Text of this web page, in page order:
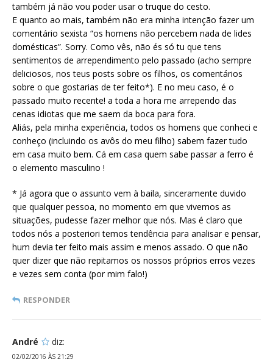
também já não vou poder usar o truque do cesto.
E quanto ao mais, também não era minha intenção fazer um
comentário sexista “os homens não percebem nada de lides
domésticas”. Sorry. Como vês, não és só tu que tens
sentimentos de arrependimento pelo passado (acho sempre
deliciosos, nos teus posts sobre os filhos, os comentários
sobre o que gostarias de ter feito*). E no meu caso, é o
passado muito recente! a toda a hora me arrependo das
cenas idiotas que me saem da boca para fora.
Aliás, pela minha experiência, todos os homens que conheci e
conheço (incluindo os avôs do meu filho) sabem fazer tudo
em casa muito bem. Cá em casa quem sabe passar a ferro é
o elemento masculino !
* Já agora que o assunto vem à baila, sinceramente duvido
que qualquer pessoa, no momento em que vivemos as
situações, pudesse fazer melhor que nós. Mas é claro que
todos nós a posteriori temos tendência para analisar e pensar,
hum devia ter feito mais assim e menos assado. O que não
quer dizer que não repitamos os nossos próprios erros vezes
e vezes sem conta (por mim falo!)
RESPONDER
André diz:
02/02/2016 ÀS 21:29